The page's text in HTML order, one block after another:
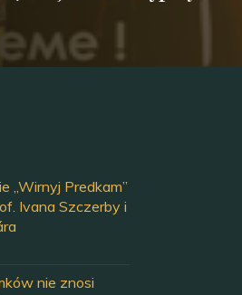
„Wirnyj Predkam”
Ivana Szczerby i
nie znosi